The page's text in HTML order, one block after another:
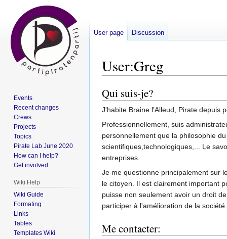
User:Greg
Jump
to
navigation
Jump
to
search
Qui suis-je?
J'habite Braine l'Alleud, Pirate depuis
Professionnellement, suis
personnellement que la philosophie
scientifiques,technologiques,... Le
entreprises.
Je me questionne principalement sur
le citoyen. Il est clairement important
puisse non seulement avoir un droit
participer à l'amélioration de la société.
Me contacter:
User page Discussion
Events
Recent changes
Crews
Projects
Topics
Pirate Lab June 2020
How can I help?
Get involved
Wiki Help
Wiki Guide
Formating
Links
Tables
Templates Wiki